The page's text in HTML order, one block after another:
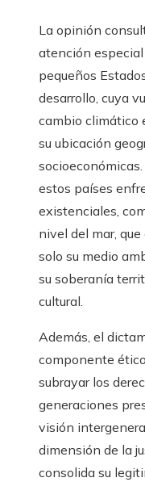
La opinión
atención
pequeños
desarrollo, cuya
cambio climático
su ubicación
socioeconómicas.
estos países
existenciales,
nivel del mar,
solo su medio
su soberanía
cultural.
Además, el
componente
subrayar los
generaciones
visión
dimensión de la
consolida su